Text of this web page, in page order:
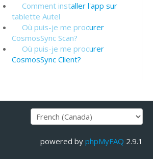
Comment installer l'app sur
tablette Autel
Où puis-je me procurer
CosmosSync Scan?
Où puis-je me procurer
CosmosSync Client?
powered by phpMyFAQ 2.9.1